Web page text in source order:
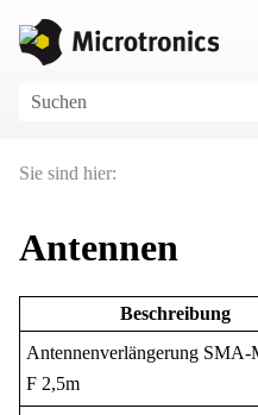
Zu
Sie sind hier:
Antennen
Beschreibung
Antennenverlängerung
F 2,5m